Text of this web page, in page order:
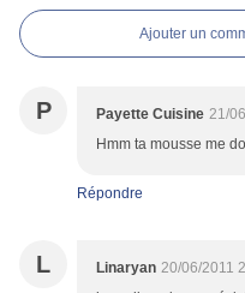
Ajouter un
P Payette Cuisine 21/
Hmm ta mousse me
Répondre
L Linaryan 20/06/2011